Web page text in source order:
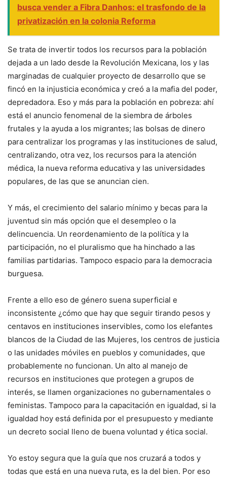
busca vender a Fibra Danhos: el trasfondo de la
privatización en la colonia Reforma
Se trata de invertir todos los recursos para la población
dejada a un lado desde la Revolución Mexicana, los y las
marginadas de cualquier proyecto de desarrollo que se
fincó en la injusticia económica y creó a la mafia del poder,
depredadora. Eso y más para la población en pobreza: ahí
está el anuncio fenomenal de la siembra de árboles
frutales y la ayuda a los migrantes; las bolsas de dinero
para centralizar los programas y las instituciones de salud,
centralizando, otra vez, los recursos para la atención
médica, la nueva reforma educativa y las universidades
populares, de las que se anuncian cien.
Y más, el crecimiento del salario mínimo y becas para la
juventud sin más opción que el desempleo o la
delincuencia. Un reordenamiento de la política y la
participación, no el pluralismo que ha hinchado a las
familias partidarias. Tampoco espacio para la democracia
burguesa.
Frente a ello eso de género suena superficial e
inconsistente ¿cómo que hay que seguir tirando pesos y
centavos en instituciones inservibles, como los elefantes
blancos de la Ciudad de las Mujeres, los centros de justicia
o las unidades móviles en pueblos y comunidades, que
probablemente no funcionan. Un alto al manejo de
recursos en instituciones que protegen a grupos de
interés, se llamen organizaciones no gubernamentales o
feministas. Tampoco para la capacitación en igualdad, si la
igualdad hoy está definida por el presupuesto y mediante
un decreto social lleno de buena voluntad y ética social.
Yo estoy segura que la guía que nos cruzará a todos y
todas que está en una nueva ruta, es la del bien. Por eso